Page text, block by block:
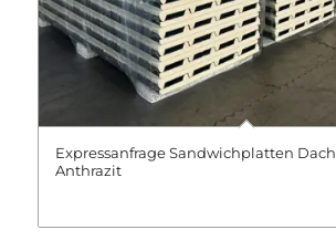
Expressanfrage Sandwichplatten
Anthrazit